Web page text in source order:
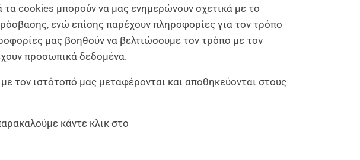
cookies μπορούν να μας ενημερώνουν σχετικά με το
ενώ επίσης παρέχουν πληροφορίες για τον τρόπο
μας βοηθούν να βελτιώσουμε τον τρόπο με τον
προσωπικά δεδομένα.
τον ιστότοπό μας μεταφέρονται και αποθηκεύονται στους
κάντε κλικ στο